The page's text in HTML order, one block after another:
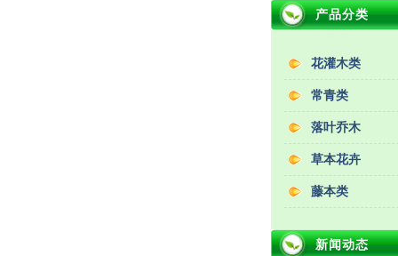
产品分类
花灌木类
常青类
落叶乔木
草本花卉
藤本类
新闻动态